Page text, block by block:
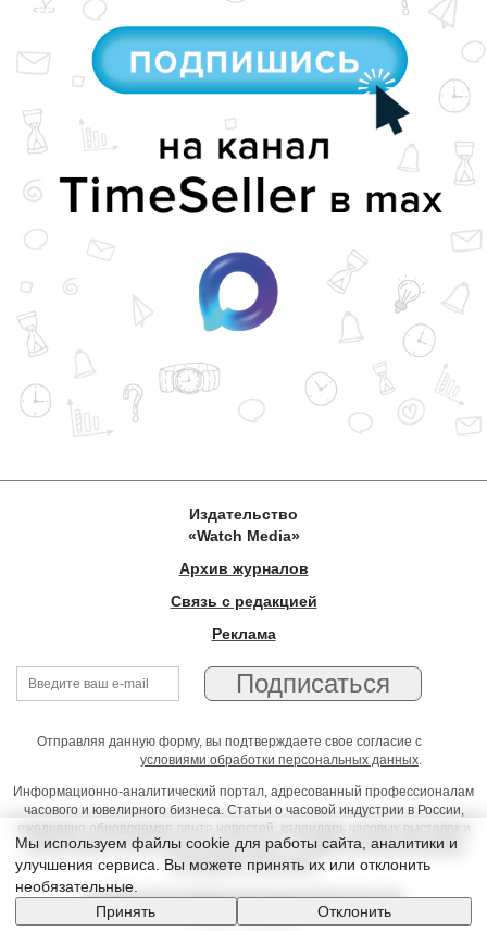
Издательство
«Watch Media»
Архив журналов
Связь с редакцией
Реклама
Отправляя данную форму, вы подтверждаете свое согласие с
условиями обработки персональных данных.
Информационно-аналитический портал, адресованный профессионалам
часового и ювелирного бизнеса. Статьи о часовой индустрии в России,
ежедневно обновляемая лента новостей, календарь часовых выставок и
презентаций, on-line консультации юриста, профессиональный форум
часовщиков и ювелиров
Условия использования материалов Издательства
Мы используем файлы cookie для работы сайта, аналитики и
улучшения сервиса. Вы можете принять их или отклонить
необязательные.
Принять
Отклонить